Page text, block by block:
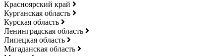
Красноярский край
Курганская область
Курская область
Ленинградская область
Липецкая область
Магаданская область